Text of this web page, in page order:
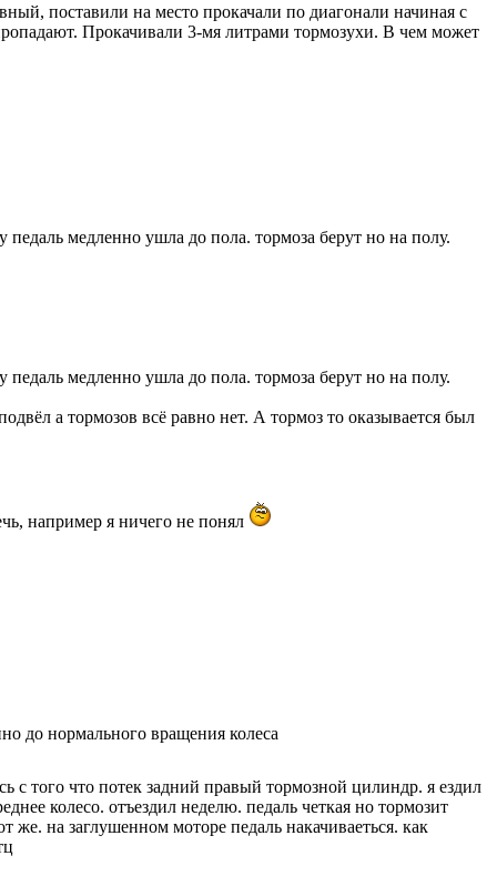
поставили на место прокачали по диагонали начиная с
Прокачивали 3-мя литрами тормозухи. В чем может
медленно ушла до пола. тормоза берут но на полу.
медленно ушла до пола. тормоза берут но на полу.
а тормозов всё равно нет. А тормоз то оказывается был
например я ничего не понял
до нормального вращения колеса
с того что потек задний правый тормозной цилиндр. я ездил
колесо. отъездил неделю. педаль четкая но тормозит
на заглушенном моторе педаль накачиваеться. как